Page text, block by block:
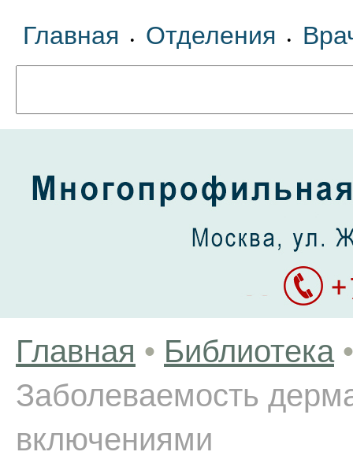
Главная • Отделения •
Главная • Библиотека •
Заболеваемость
включениями